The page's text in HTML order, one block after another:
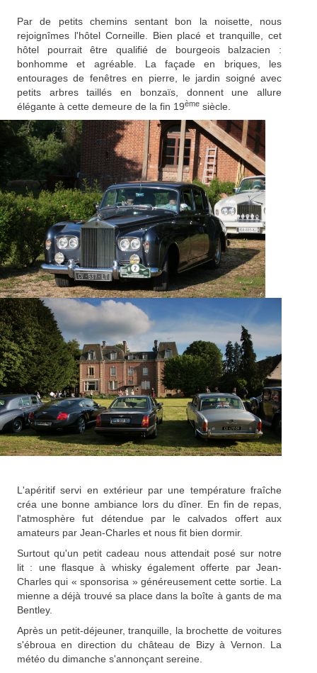
Par de petits chemins sentant bon la noisette, nous
rejoignîmes l'hôtel Corneille. Bien placé et tranquille, cet
hôtel pourrait être qualifié de bourgeois balzacien :
bonhomme et agréable. La façade en briques, les
entourages de fenêtres en pierre, le jardin soigné avec
petits arbres taillés en bonzaïs, donnent une allure
élégante à cette demeure de la fin 19ème siècle.
L'apéritif servi en extérieur par une température fraîche
créa une bonne ambiance lors du dîner. En fin de repas,
l'atmosphère fut détendue par le calvados offert aux
amateurs par Jean-Charles et nous fit bien dormir.
Surtout qu'un petit cadeau nous attendait posé sur notre
lit : une flasque à whisky également offerte par Jean-
Charles qui « sponsorisa » généreusement cette sortie. La
mienne a déjà trouvé sa place dans la boîte à gants de ma
Bentley.
Après un petit-déjeuner, tranquille, la brochette de voitures
s'ébroua en direction du château de Bizy à Vernon. La
météo du dimanche s'annonçant sereine.